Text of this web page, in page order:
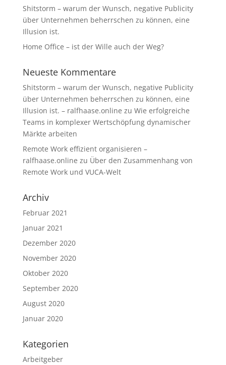
Shitstorm – warum der Wunsch, negative Publicity
über Unternehmen beherrschen zu können, eine
Illusion ist.
Home Office – ist der Wille auch der Weg?
Neueste Kommentare
Shitstorm – warum der Wunsch, negative Publicity
über Unternehmen beherrschen zu können, eine
Illusion ist. – ralfhaase.online zu Wie erfolgreiche
Teams in komplexer Wertschöpfung dynamischer
Märkte arbeiten
Remote Work effizient organisieren –
ralfhaase.online zu Über den Zusammenhang von
Remote Work und VUCA-Welt
Archiv
Februar 2021
Januar 2021
Dezember 2020
November 2020
Oktober 2020
September 2020
August 2020
Januar 2020
Kategorien
Arbeitgeber